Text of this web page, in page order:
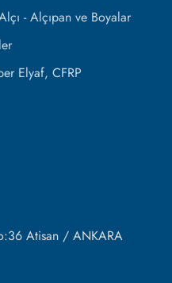
- Alçıpan ve Boyalar
Elyaf, CFRP
Atisan / ANKARA